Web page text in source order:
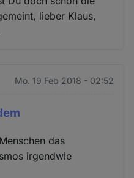
lieber Klaus,
Mo. 19 Feb 2018 - 02:52
das
irgendwie